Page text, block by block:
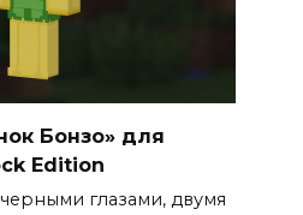
Бонзо» для
Edition
глазами, двумя